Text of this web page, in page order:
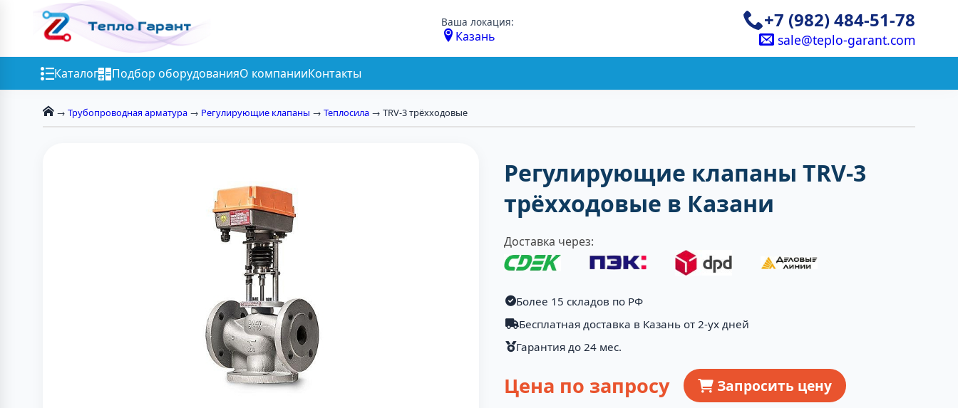
Ваша локация:
Казань
+7 (982) 484-51-78
sale@teplo-garant.com
Каталог Подбор оборудованияО компанииКонтакты
→ Трубопроводная арматура → Регулирующие клапаны → Теплосила → TRV-3 трёхходовые
Регулирующие клапаны TRV-3
трёхходовые в Казани
Доставка через:
Более 15 складов по РФ
Бесплатная доставка в Казань от 2-ух дней
Гарантия до 24 мес.
Цена по запросу Запросить цену